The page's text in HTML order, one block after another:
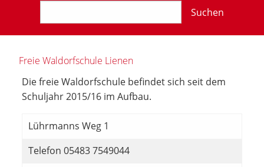
Suchen
Freie Waldorfschule Lienen
Die freie Waldorfschule befindet sich seit dem
Schuljahr 2015/16 im Aufbau.
Lührmanns Weg 1
Telefon 05483 7549044